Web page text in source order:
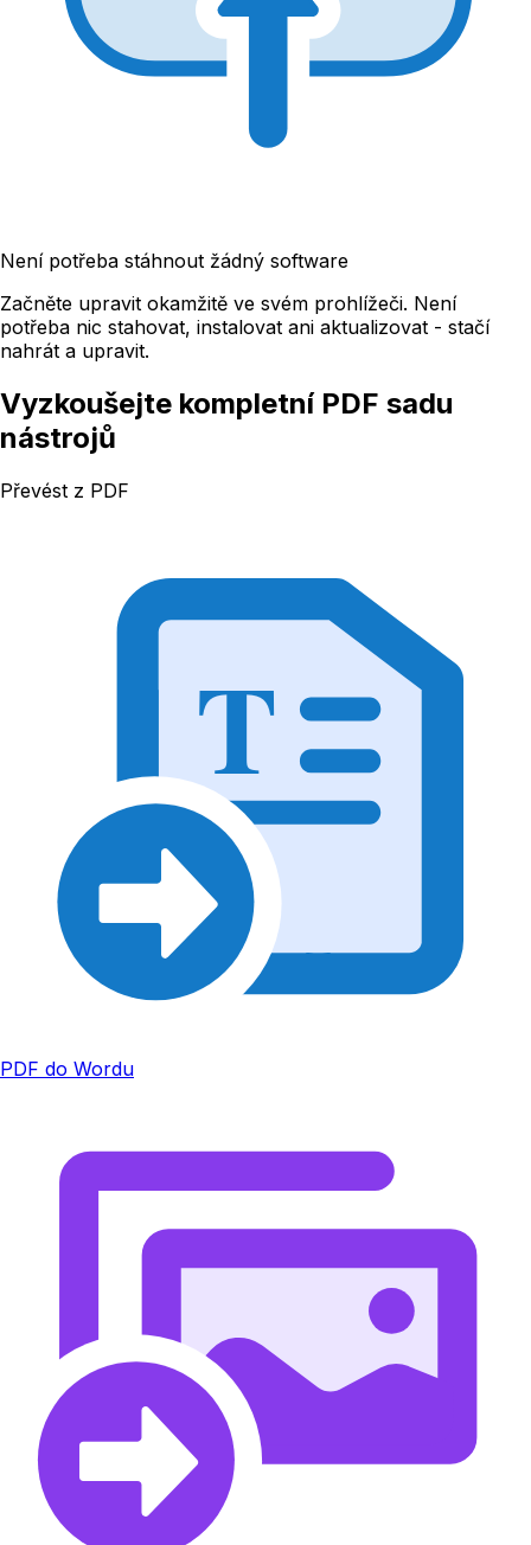
Není potřeba stáhnout žádný software
Začněte upravit okamžitě ve svém prohlížeči. Není
potřeba nic stahovat, instalovat ani aktualizovat - stačí
nahrát a upravit.
Vyzkoušejte kompletní PDF sadu
nástrojů
Převést z PDF
T
PDF do Wordu